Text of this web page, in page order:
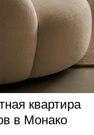
квартира
в Монако